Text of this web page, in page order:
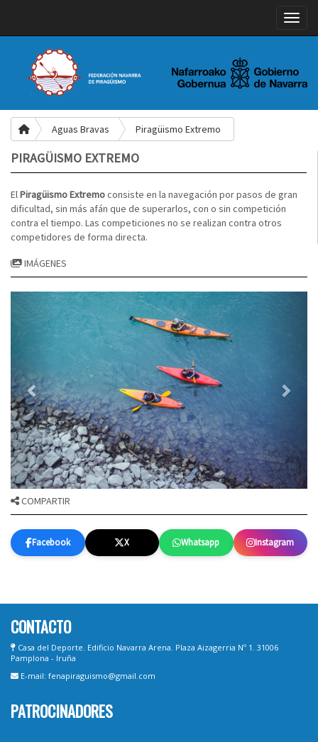
Aguas Bravas Piragüismo Extremo
PIRAGÜISMO EXTREMO
ElPiragüismo Extremoconsiste en la navegación por pasos de gran
dificultad, sin más afán que de superarlos, con o sin competición
contra el tiempo. Las competiciones no se realizan contra otros
competidores de forma directa.
IMÁGENES
COMPARTIR
Facebook X Whatsapp Instagram
CONTACTO
Casa del Deporte. Edificio Navarra Arena. Plaza Aizagerria Nº 1. 31006
Pamplona - Iruña
E-mail: fenapiraguismo@gmail.com
PATROCINADORES